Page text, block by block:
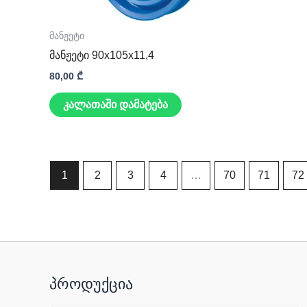
მანჟეტი
მანჟეტი 90x105x11,4
80,00 ₾
კალათაში დამატება
1 2 3 4 … 70 71 72
პროდუქცია